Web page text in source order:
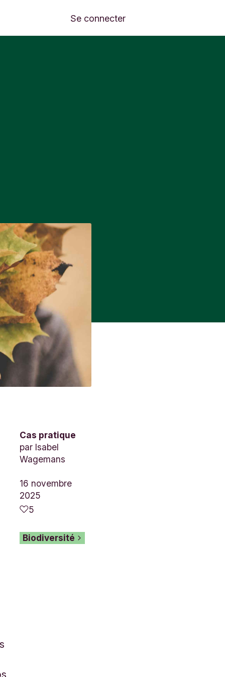
Se connecter
Cas pratique
par Isabel
Wagemans
16 novembre
2025
5
Biodiversité